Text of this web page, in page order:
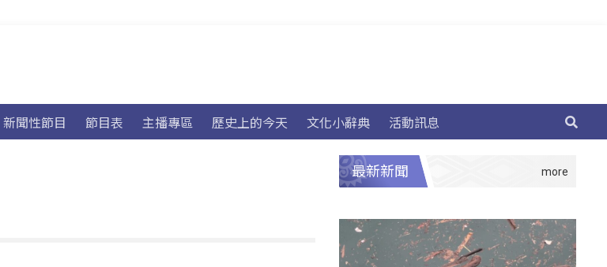
新聞性節目 節目表 主播專區 歷史上的今天 文化小辭典 活動訊息
最新新聞